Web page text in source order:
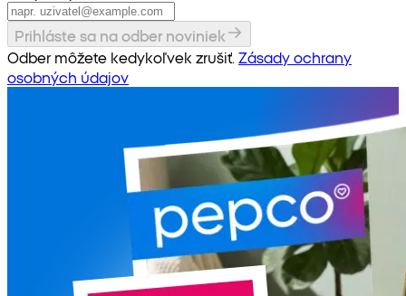
Prihláste sa na odber noviniek
Odber môžete kedykoľvek zrušiť. Zásady ochrany
osobných údajov